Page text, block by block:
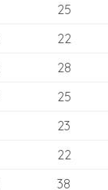
25
22
28
25
23
22
38